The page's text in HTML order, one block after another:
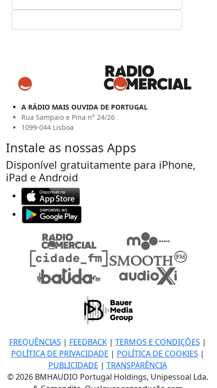
A RÁDIO MAIS OUVIDA DE PORTUGAL
Rua Sampaio e Pina n° 24/26
1099-044 Lisboa
Instale as nossas Apps
Disponível gratuitamente para iPhone,
iPad e Android
FREQUÊNCIAS | FEEDBACK| TERMOS E CONDIÇÕES |
POLÍTICA DE PRIVACIDADE | POLÍTICA DE COOKIES |
PUBLICIDADE | TRANSPARÊNCIA
© 2026 BMHAUDIO Portugal Holdings, Unipessoal Lda.